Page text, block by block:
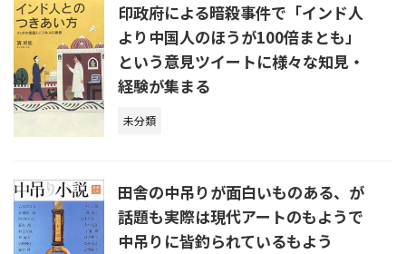
印政府による暗殺事件で「インド人
より中国人のほうが100倍まとも」
という意見ツイートに様々な知見・
経験が集まる
未分類
田舎の中吊りが面白いものある、が
話題も実際は現代アートのもようで
中吊りに皆釣られているもよう